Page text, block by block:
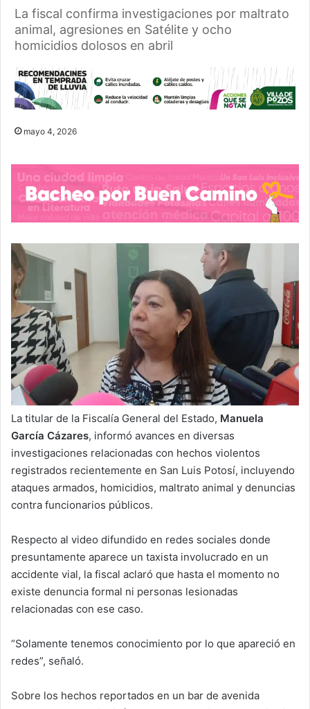
La fiscal confirma investigaciones por maltrato
animal, agresiones en Satélite y ocho
homicidios dolosos en abril
mayo 4, 2026
La titular de la Fiscalía General del Estado, Manuela
García Cázares, informó avances en diversas
investigaciones relacionadas con hechos violentos
registrados recientemente en San Luis Potosí, incluyendo
ataques armados, homicidios, maltrato animal y denuncias
contra funcionarios públicos.
Respecto al video difundido en redes sociales donde
presuntamente aparece un taxista involucrado en un
accidente vial, la fiscal aclaró que hasta el momento no
existe denuncia formal ni personas lesionadas
relacionadas con ese caso.
“Solamente tenemos conocimiento por lo que apareció en
redes”, señaló.
Sobre los hechos reportados en un bar de avenida